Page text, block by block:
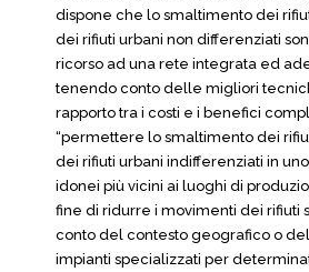
dispone che lo smaltimento dei
dei rifiuti urbani non differenziati
ricorso ad una rete integrata ed
tenendo conto delle migliori
rapporto tra i costi e i benefici
“permettere lo smaltimento dei
dei rifiuti urbani indifferenziati in
idonei più vicini ai luoghi di
fine di ridurre i movimenti dei rifiuti
conto del contesto geografico o
impianti specializzati per